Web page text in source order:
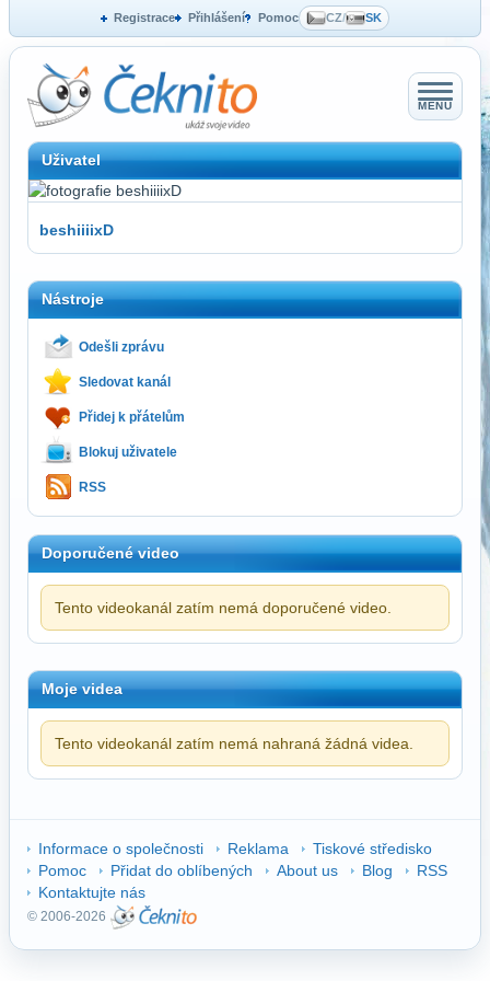
Registrace Přihlášení Pomoc CZ/ SK
MENU
Uživatel
beshiiiixD
Nástroje
Odešli zprávu
Sledovat kanál
Přidej k přátelům
Blokuj uživatele
RSS
Doporučené video
Tento videokanál zatím nemá doporučené video.
Moje videa
Tento videokanál zatím nemá nahraná žádná videa.
Informace o společnosti Reklama
Tiskové středisko
Pomoc
Přidat do oblíbených About us Blog
RSS
Kontaktujte nás
© 2006-2026